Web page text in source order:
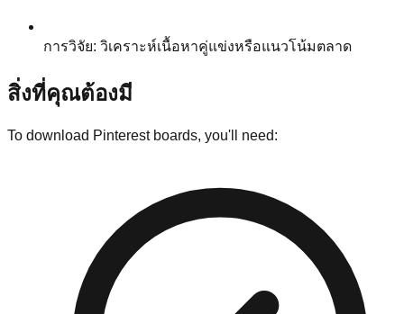
การวิจัย: วิเคราะห์เนื้อหาคู่แข่งหรือแนวโน้มตลาด
สิ่งที่คุณต้องมี
To download Pinterest boards, you'll need: